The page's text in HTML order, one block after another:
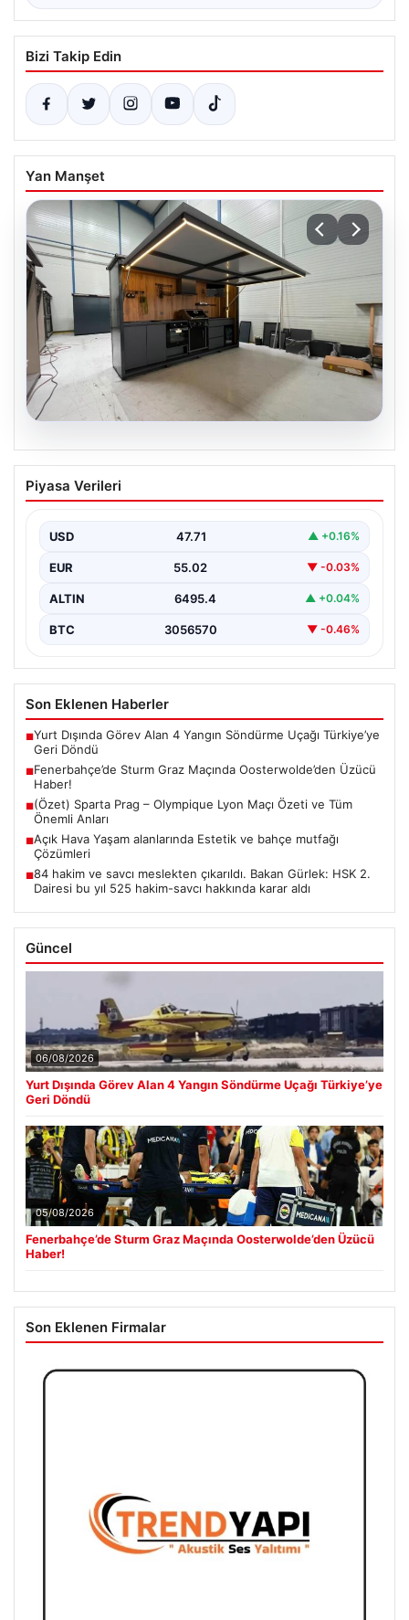
Bizi Takip Edin
Yan Manşet
Açık Hava Yaşam alanlarında Estetik ve
bahçe mutfağı Çözümleri
en popüler alanlarından parçası haline gelmiştir.
Bahçeyle…
Piyasa Verileri
USD 47.71 ▲ +0.16%
EUR 55.02 ▼ -0.03%
ALTIN 6495.4 ▲ +0.04%
BTC 3056570 ▼ -0.46%
Son Eklenen Haberler
■Yurt Dışında Görev Alan 4 Yangın Söndürme Uçağı Türkiye’ye
Geri Döndü
■Fenerbahçe’de Sturm Graz Maçında Oosterwolde’den Üzücü
Haber!
■(Özet) Sparta Prag – Olympique Lyon Maçı Özeti ve Tüm
Önemli Anları
■Açık Hava Yaşam alanlarında Estetik ve bahçe mutfağı
Çözümleri
■84 hakim ve savcı meslekten çıkarıldı. Bakan Gürlek: HSK 2.
Dairesi bu yıl 525 hakim-savcı hakkında karar aldı
Güncel
06/08/2026
Yurt Dışında Görev Alan 4 Yangın Söndürme Uçağı Türkiye’ye
Geri Döndü
05/08/2026
Fenerbahçe’de Sturm Graz Maçında Oosterwolde’den Üzücü
Haber!
Son Eklenen Firmalar